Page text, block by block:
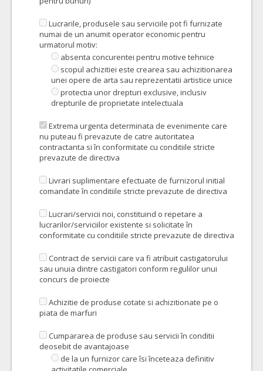
Lucrarile, produsele sau serviciile pot fi furnizate
numai de un anumit operator economic pentru
urmatorul motiv:
absenta concurentei pentru motive tehnice
scopul achizitiei este crearea sau achizitionarea
unei opere de arta sau reprezentatii artistice unice
protectia unor drepturi exclusive, inclusiv
drepturile de proprietate intelectuala
Extrema urgenta determinata de evenimente care
nu puteau fi prevazute de catre autoritatea
contractanta si în conformitate cu conditiile stricte
prevazute de directiva
Livrari suplimentare efectuate de furnizorul initial
comandate în conditiile stricte prevazute de directiva
Lucrari/servicii noi, constituind o repetare a
lucrarilor/serviciilor existente si solicitate în
conformitate cu conditiile stricte prevazute de directiva
Contract de servicii care va fi atribuit castigatorului
sau unuia dintre castigatori conform regulilor unui
concurs de proiecte
Achizitie de produse cotate si achizitionate pe o
piata de marfuri
Cumpararea de produse sau servicii în conditii
deosebit de avantajoase
de la un furnizor care îsi înceteaza definitiv